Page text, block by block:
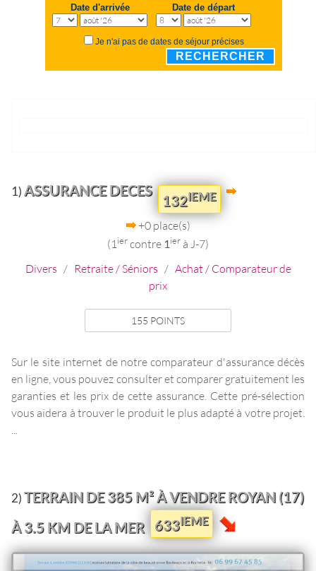
Date d'arrivée Date de départ
Je n'ai pas de dates de séjour précises
RECHERCHER
1) ASSURANCE DECES
132IEME
+0 place(s)
(1 iercontre 1ier à J-7)
Divers / Retraite / Séniors / Achat / Comparateur de
prix
155 POINTS
Sur le site internet de notre comparateur d'assurance décès
en ligne, vous pouvez consulter et comparer gratuitement les
garanties et les prix de cette assurance. Cette pré-sélection
vous aidera à trouver le produit le plus adapté à votre projet.
2)TERRAIN DE 385 M² À VENDRE ROYAN (17)
À 3.5 KM DE LA MER
633IEME